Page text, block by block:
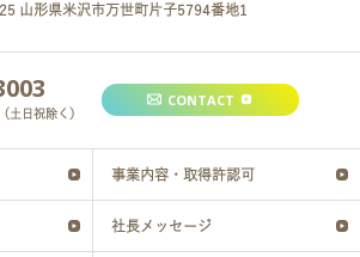
山形県米沢市万世町片子5794番地1
土日祝除く）
CONTACT
事業内容・取得許認可
社長メッセージ